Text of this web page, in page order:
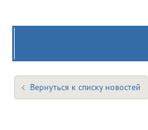
Вернуться к списку новостей